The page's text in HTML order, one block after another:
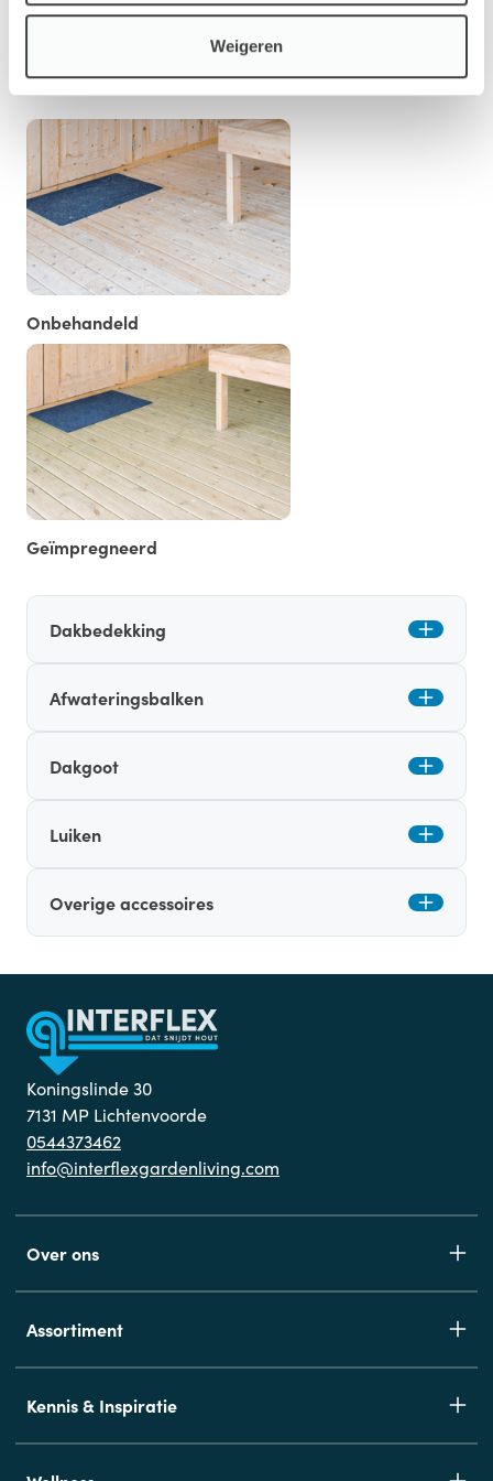
Weigeren
Onbehandeld
Geïmpregneerd
Dakbedekking
Afwateringsbalken
Dakgoot
Luiken
Overige accessoires
Koningslinde 30
7131 MP Lichtenvoorde
0544373462
info@interflexgardenliving.com
Over ons
Assortiment
Kennis & Inspiratie